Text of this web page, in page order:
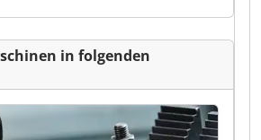
in folgenden